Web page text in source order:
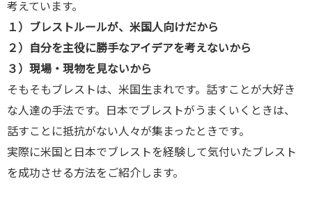
考えています。
１）ブレストルールが、米国人向けだから
２）自分を主役に勝手なアイデアを考えないから
３）現場・現物を見ないから
そもそもブレストは、米国生まれです。話すことが大好き
な人達の手法です。日本でブレストがうまくいくときは、
話すことに抵抗がない人々が集まったときです。
実際に米国と日本でブレストを経験して気付いたブレスト
を成功させる方法をご紹介します。